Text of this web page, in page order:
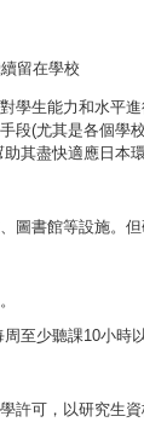
留在學校
學生能力和水平
段(尤其是各個學
其盡快適應日本
書館等設施。
至少聽課10小時以
許可，以研究生